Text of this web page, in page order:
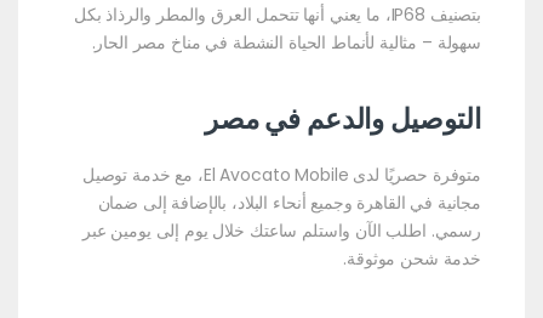
بتصنيف IP68، ما يعني أنها تتحمل العرق والمطر والرذاذ بكل
سهولة – مثالية لأنماط الحياة النشطة في مناخ مصر الحار.
التوصيل والدعم في مصر
متوفرة حصريًا لدى El Avocato Mobile، مع خدمة توصيل
مجانية في القاهرة وجميع أنحاء البلاد، بالإضافة إلى ضمان
رسمي. اطلب الآن واستلم ساعتك خلال يوم إلى يومين عبر
خدمة شحن موثوقة.